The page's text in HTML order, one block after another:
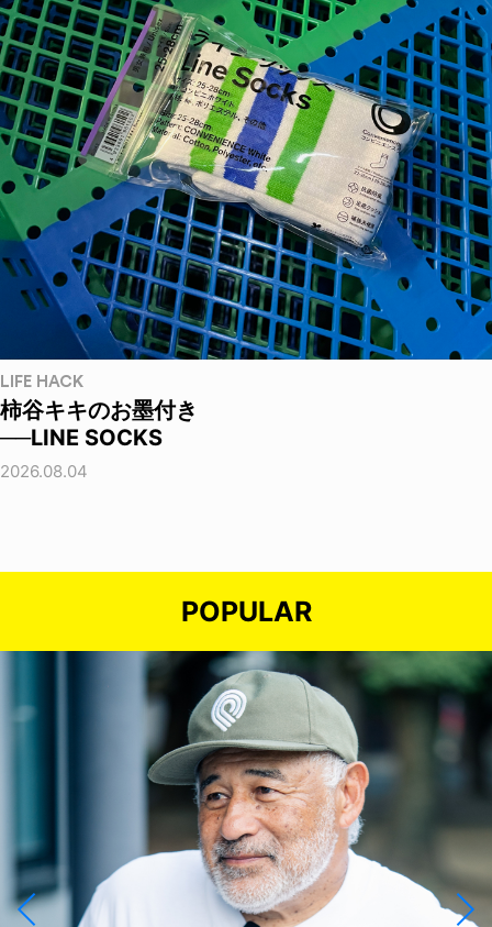
LIFE HACK
柿谷キキのお墨付き
──LINE SOCKS
2026.08.04
POPULAR